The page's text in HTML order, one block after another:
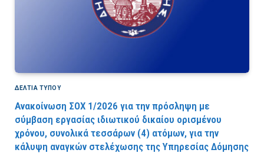
ΔΕΛΤΙΑ ΤΥΠΟΥ
Ανακοίνωση ΣΟΧ 1/2026 για την πρόσληψη με
σύμβαση εργασίας ιδιωτικού δικαίου ορισμένου
χρόνου, συνολικά τεσσάρων (4) ατόμων, για την
κάλυψη αναγκών στελέχωσης της Υπηρεσίας Δόμησης